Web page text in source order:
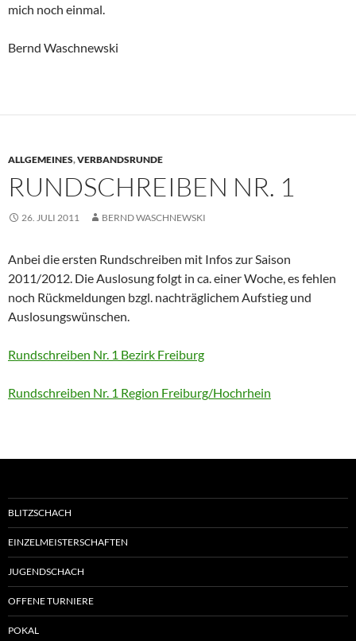
mich noch einmal.
Bernd Waschnewski
ALLGEMEINES,VERBANDSRUNDE
RUNDSCHREIBEN NR. 1
26. JULI 2011 BERND WASCHNEWSKI
Anbei die ersten Rundschreiben mit Infos zur Saison
2011/2012. Die Auslosung folgt in ca. einer Woche, es fehlen
noch Rückmeldungen bzgl. nachträglichem Aufstieg und
Auslosungswünschen.
Rundschreiben Nr. 1 Bezirk Freiburg
Rundschreiben Nr. 1 Region Freiburg/Hochrhein
BLITZSCHACH
EINZELMEISTERSCHAFTEN
JUGENDSCHACH
OFFENE TURNIERE
POKAL